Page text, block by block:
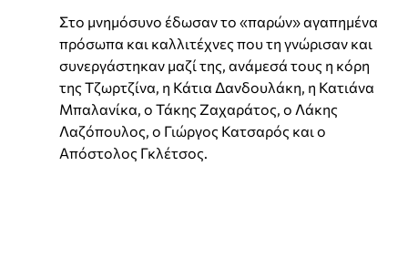
Στο μνημόσυνο έδωσαν το «παρών» αγαπημένα
πρόσωπα και καλλιτέχνες που τη γνώρισαν και
συνεργάστηκαν μαζί της, ανάμεσά τους η κόρη
της Τζωρτζίνα, η Κάτια Δανδουλάκη, η Κατιάνα
Μπαλανίκα, ο Τάκης Ζαχαράτος, ο Λάκης
Λαζόπουλος, ο Γιώργος Κατσαρός και ο
Απόστολος Γκλέτσος.